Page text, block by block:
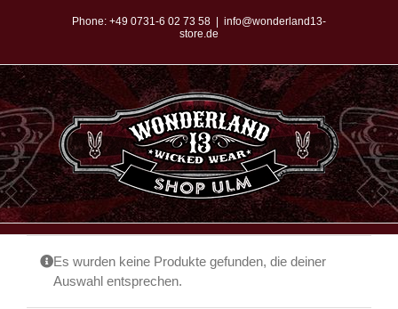
springen
Phone: +49 0731-6 02 73 58
info@wonderland13-
store.de
Es wurden keine Produkte gefunden, die deiner
Auswahl entsprechen.